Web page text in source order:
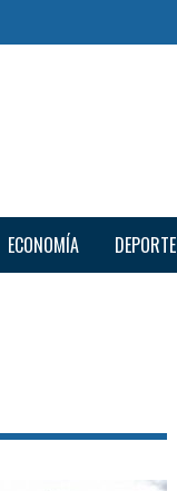
ECONOMÍA DEPORTE